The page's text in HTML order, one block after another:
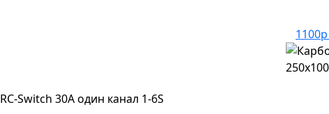
RC-Switch 30A один канал 1-6S
1100р